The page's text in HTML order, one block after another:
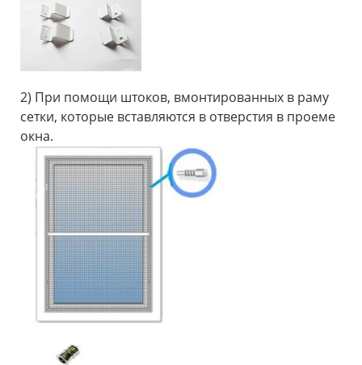
2) При помощи штоков, вмонтированных в раму
сетки, которые вставляются в отверстия в проеме
окна.